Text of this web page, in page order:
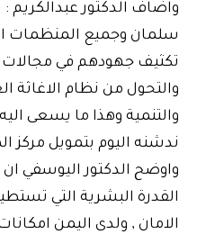
واضاف الدكتور عبدالكريم
سلمان وجميع المنظمات
تكثيف جهودهم في مجالات
والتحول من نظام الاغاثة
والتنمية وهذا ما يسعى
ندشنه اليوم بتمويل مركز
واوضح الدكتور اليوسفي
القدرة البشرية التي
الامان , ولدى اليمن